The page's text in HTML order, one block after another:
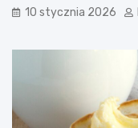
10 stycznia 2026